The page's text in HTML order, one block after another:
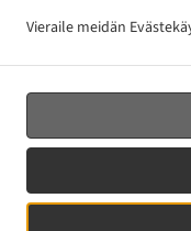
Vieraile meidän
Hampurilaiset toimituspalvelu.
SK